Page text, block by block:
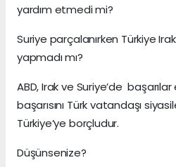
yardım etmedi mi?
Suriye parçalanırken Türkiye
yapmadı mı?
ABD, Irak ve Suriye’de
başarısını Türk vatandaşı
Türkiye’ye borçludur.
Düşünsenize?